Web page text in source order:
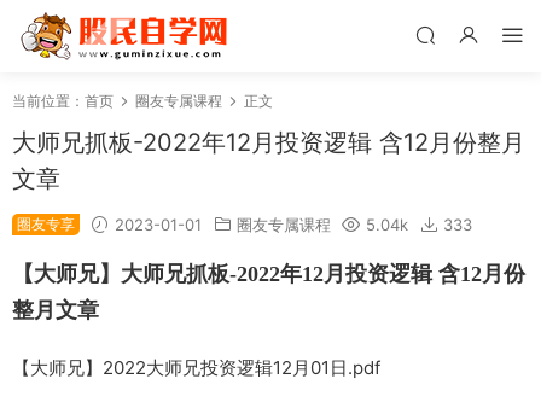
当前位置： 首页 圈友专属课程 正文
大师兄抓板-2022年12月投资逻辑 含12月份整月
文章
圈友专享 2023-01-01 圈友专属课程 5.04k 333
【大师兄】大师兄抓板-2022年12月投资逻辑 含12月份
整月文章
【大师兄】2022大师兄投资逻辑12月01日.pdf